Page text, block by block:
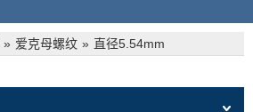
» 爱克母螺纹 » 直径5.54mm